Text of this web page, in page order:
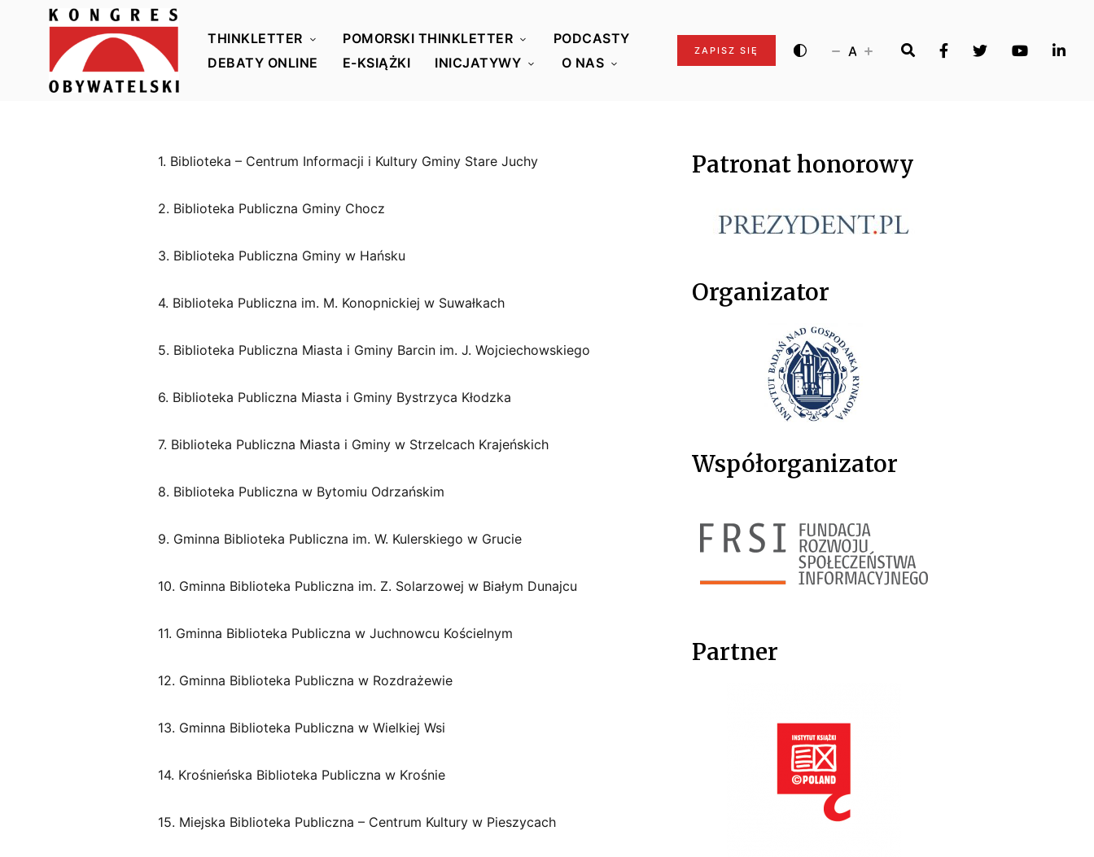
THINKLETTER POMORSKI THINKLETTER
PODCASTY
DEBATY ONLINE
E-KSIĄŻKI INICJATYWY O NAS
ZAPISZ SIĘ A
1. Biblioteka – Centrum Informacji i Kultury Gminy Stare Juchy
2. Biblioteka Publiczna Gminy Chocz
3. Biblioteka Publiczna Gminy w Hańsku
4. Biblioteka Publiczna im. M. Konopnickiej w Suwałkach
5. Biblioteka Publiczna Miasta i Gminy Barcin im. J. Wojciechowskiego
6. Biblioteka Publiczna Miasta i Gminy Bystrzyca Kłodzka
7. Biblioteka Publiczna Miasta i Gminy w Strzelcach Krajeńskich
8. Biblioteka Publiczna w Bytomiu Odrzańskim
9. Gminna Biblioteka Publiczna im. W. Kulerskiego w Grucie
10. Gminna Biblioteka Publiczna im. Z. Solarzowej w Białym Dunajcu
11. Gminna Biblioteka Publiczna w Juchnowcu Kościelnym
12. Gminna Biblioteka Publiczna w Rozdrażewie
13. Gminna Biblioteka Publiczna w Wielkiej Wsi
14. Krośnieńska Biblioteka Publiczna w Krośnie
15. Miejska Biblioteka Publiczna – Centrum Kultury w Pieszycach
Patronat honorowy
Organizator
Współorganizator
Partner